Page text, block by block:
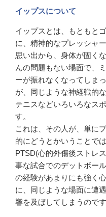
イップスについて
イップスとは、もともと
に、精神的なプレッシャ
思い出から、身体が固く
んの問題もない場面で、
ーが振れなくなってしま
が、同じような神経戦的
テニスなどいろいろなス
す。
これは、その人が、単に
的にどうとかいうことで
PTSD(心的外傷後ストレ
事な試合でのデットボー
の経験があまりにも強く
に、同じような場面に遭
響を及ぼしてしまうのです